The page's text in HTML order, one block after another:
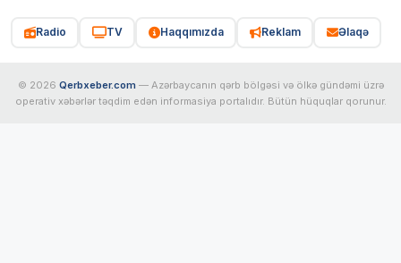
Radio TV Haqqımızda Reklam Əlaqə
© 2026 Qerbxeber.com — Azərbaycanın qərb bölgəsi və ölkə gündəmi üzrə
operativ xəbərlər təqdim edən informasiya portalıdır. Bütün hüquqlar qorunur.